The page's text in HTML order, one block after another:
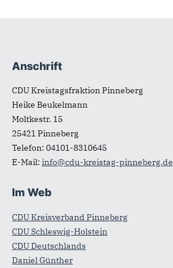
Fußbereich
Anschrift
CDU Kreistagsfraktion Pinneberg
Heike Beukelmann
Moltkestr. 15
25421Pinneberg
Telefon: 04101-8310645
E-Mail: info@cdu-kreistag-pinneberg.de
Im Web
CDU Kreisverband Pinneberg
CDU Schleswig-Holstein
CDU Deutschlands
Daniel Günther